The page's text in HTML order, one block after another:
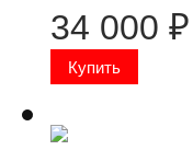
34 000 ₽